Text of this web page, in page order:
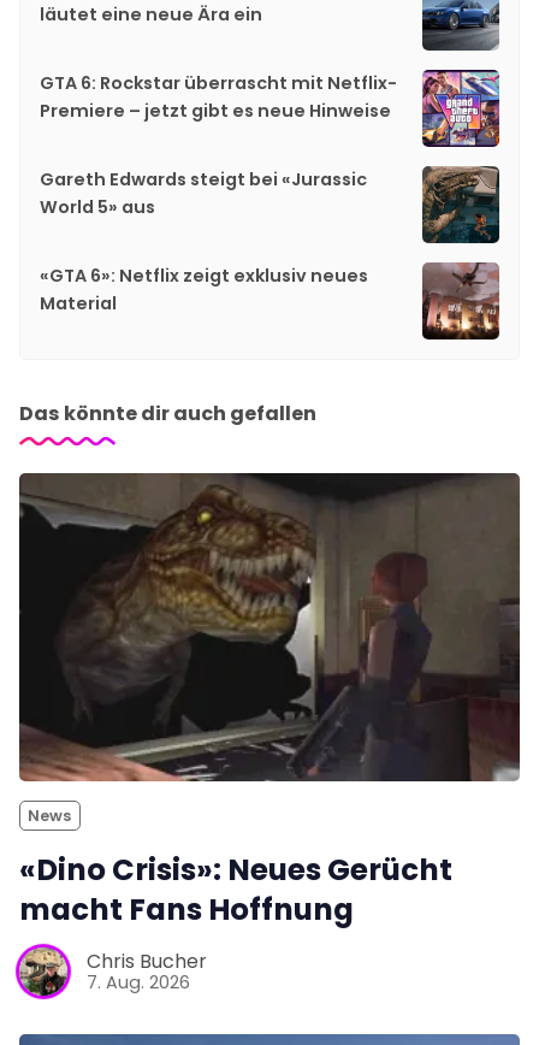
läutet eine neue Ära ein
GTA 6: Rockstar überrascht mit Netflix-
Premiere – jetzt gibt es neue Hinweise
Gareth Edwards steigt bei «Jurassic
World 5» aus
«GTA 6»: Netflix zeigt exklusiv neues
Material
Das könnte dir auch gefallen
News
«Dino Crisis»: Neues Gerücht
macht Fans Hoffnung
Chris Bucher
7. Aug. 2026